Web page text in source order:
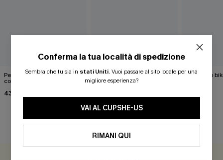
Per un divertente set bikini
contenitivo per la pancia
43,00 €
Bikini rosa bubblegum Completo
RECENSIONI DEI CLIENTI
Conferma la tua località di spedizione
Sembra che tu sia in stati Uniti. Vuoi passare al sito locale per una
migliore esperienza?
VAI AL CUPSHE-US
RIMANI QUI